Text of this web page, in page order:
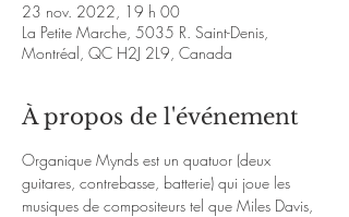
23 nov. 2022, 19 h 00
La Petite Marche, 5035 R. Saint-Denis,
Montréal, QC H2J 2L9, Canada
À propos de l'événement
Organique Mynds est un quatuor (deux
guitares, contrebasse, batterie) qui joue les
musiques de compositeurs tel que Miles Davis,